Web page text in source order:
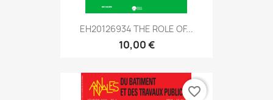
EH20126934 THE ROLE OF...
10,00 €
favorite_border